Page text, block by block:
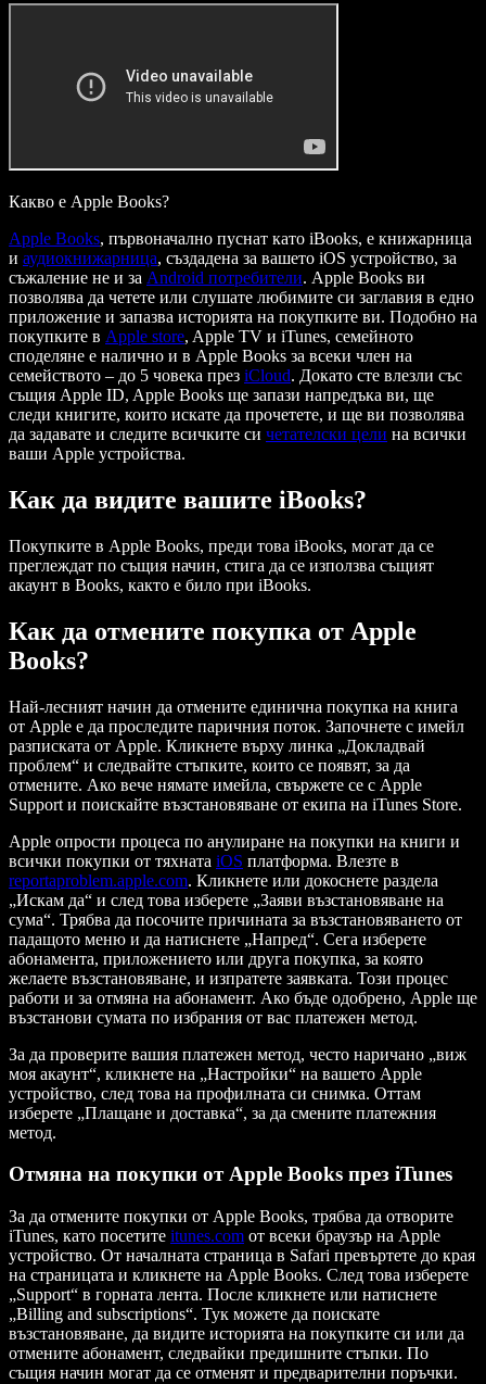
Какво е Apple Books?
Apple Books, първоначално пуснат като iBooks, е книжарница
и аудиокнижарница, създадена за вашето iOS устройство, за
съжаление не и за Android потребители. Apple Books ви
позволява да четете или слушате любимите си заглавия в едно
приложение и запазва историята на покупките ви. Подобно на
покупките в Apple store, Apple TV и iTunes, семейното
споделяне е налично и в Apple Books за всеки член на
семейството – до 5 човека през iCloud. Докато сте влезли със
същия Apple ID, Apple Books ще запази напредъка ви, ще
следи книгите, които искате да прочетете, и ще ви позволява
да задавате и следите всичките си четателски цели на всички
ваши Apple устройства.
Как да видите вашите iBooks?
Покупките в Apple Books, преди това iBooks, могат да се
преглеждат по същия начин, стига да се използва същият
акаунт в Books, както е било при iBooks.
Как да отмените покупка от Apple
Books?
Най-лесният начин да отмените единична покупка на книга
от Apple е да проследите паричния поток. Започнете с имейл
разписката от Apple. Кликнете върху линка „Докладвай
проблем“ и следвайте стъпките, които се появят, за да
отмените. Ако вече нямате имейла, свържете се с Apple
Support и поискайте възстановяване от екипа на iTunes Store.
Apple опрости процеса по анулиране на покупки на книги и
всички покупки от тяхната iOS платформа. Влезте в
reportaproblem.apple.com. Кликнете или докоснете раздела
„Искам да“ и след това изберете „Заяви възстановяване на
сума“. Трябва да посочите причината за възстановяването от
падащото меню и да натиснете „Напред“. Сега изберете
абонамента, приложението или друга покупка, за която
желаете възстановяване, и изпратете заявката. Този процес
работи и за отмяна на абонамент. Ако бъде одобрено, Apple ще
възстанови сумата по избрания от вас платежен метод.
За да проверите вашия платежен метод, често наричано „виж
моя акаунт“, кликнете на „Настройки“ на вашето Apple
устройство, след това на профилната си снимка. Оттам
изберете „Плащане и доставка“, за да смените платежния
метод.
Отмяна на покупки от Apple Books през iTunes
За да отмените покупки от Apple Books, трябва да отворите
iTunes, като посетите itunes.com от всеки браузър на Apple
устройство. От началната страница в Safari превъртете до края
на страницата и кликнете на Apple Books. След това изберете
„Support“ в горната лента. После кликнете или натиснете
„Billing and subscriptions“. Тук можете да поискате
възстановяване, да видите историята на покупките си или да
отмените абонамент, следвайки предишните стъпки. По
същия начин могат да се отменят и предварителни поръчки.